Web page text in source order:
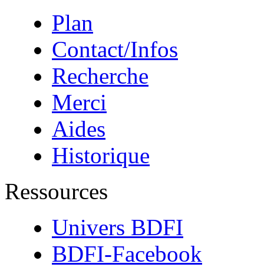
Plan
Contact/Infos
Recherche
Merci
Aides
Historique
Ressources
Univers BDFI
BDFI-Facebook